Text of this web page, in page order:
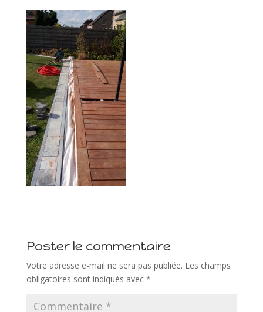
Poster le commentaire
Votre adresse e-mail ne sera pas publiée. Les champs
obligatoires sont indiqués avec *